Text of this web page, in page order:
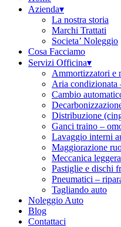
Azienda▾
La nostra storia
Marchi Trattati
Societa’ Noleggio
Cosa Facciamo
Servizi Officina▾
Ammortizzatori e
Aria condizionata
Cambio
Distribuzione
Ganci traino –
Lavaggio interni
Maggiorazione
Meccanica leggera
Pastiglie e dischi
Pneumatici –
Tagliando auto
Noleggio Auto
Blog
Contattaci